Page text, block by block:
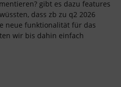
gibt es dazu features
dass zb zu q2 2026
neue funktionalität für das
wir bis dahin einfach